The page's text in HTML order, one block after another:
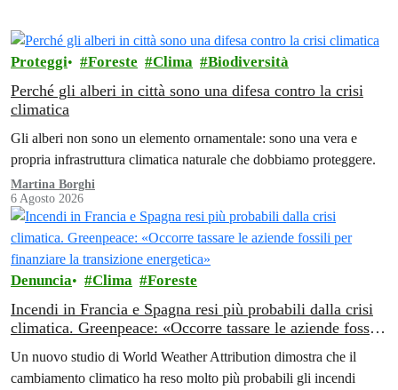
Proteggi Foreste Clima Biodiversità
Perché gli alberi in città sono una difesa contro la crisi
climatica
Gli alberi non sono un elemento ornamentale: sono una vera e
propria infrastruttura climatica naturale che dobbiamo proteggere.
Martina Borghi
6 Agosto 2026
Denuncia Clima Foreste
Incendi in Francia e Spagna resi più probabili dalla crisi
climatica. Greenpeace: «Occorre tassare le aziende fossili
Un nuovo studio di World Weather Attribution dimostra che il
cambiamento climatico ha reso molto più probabili gli incendi